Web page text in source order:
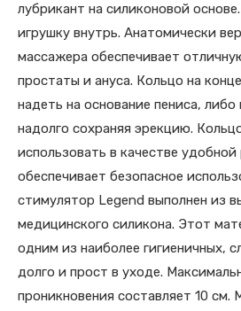
лубрикант на силиконовой
игрушку внутрь. Анатомически
массажера обеспечивает
простаты и ануса. Кольцо на
надеть на основание пениса,
надолго сохраняя эрекцию.
использовать в качестве
обеспечивает безопасное
стимулятор Legend выполнен из
медицинского силикона. Этот
одним из наиболее гигиеничных,
долго и прост в уходе.
проникновения составляет 10 см.